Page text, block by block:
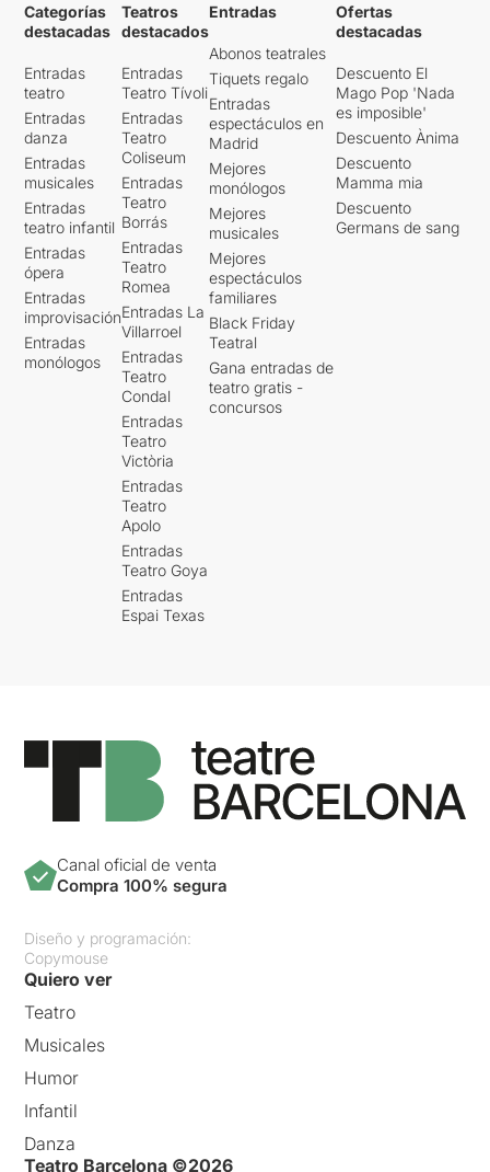
Categorías
destacadas
Entradas
teatro
Entradas
danza
Entradas
musicales
Entradas
teatro infantil
Entradas
ópera
Entradas
improvisación
Entradas
monólogos
Teatros
destacados
Entradas
Teatro Tívoli
Entradas
Teatro
Coliseum
Entradas
Teatro
Borrás
Entradas
Teatro
Romea
Entradas La
Villarroel
Entradas
Teatro
Condal
Entradas
Teatro
Victòria
Entradas
Teatro
Apolo
Entradas
Teatro Goya
Entradas
Espai Texas
Entradas
Abonos teatrales
Tiquets regalo
Entradas
espectáculos en
Madrid
Mejores
monólogos
Mejores
musicales
Mejores
espectáculos
familiares
Black Friday
Teatral
Gana entradas de
teatro gratis -
concursos
Ofertas
destacadas
Descuento El
Mago Pop 'Nada
es imposible'
Descuento Ànima
Descuento
Mamma mia
Descuento
Germans de sang
Canal oficial de venta
Compra 100% segura
Diseño y programación:
Copymouse
Quiero ver
Teatro
Musicales
Humor
Infantil
Danza
Teatro Barcelona ©2026